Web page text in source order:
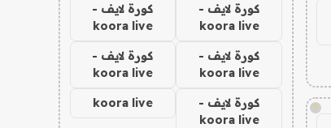
!
كورة لايف -
koora live
كورة لايف -
koora live
كورة لايف -
koora live
كورة لايف -
koora live
كورة لايف -
koora live
koora live